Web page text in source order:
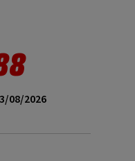
08/2026